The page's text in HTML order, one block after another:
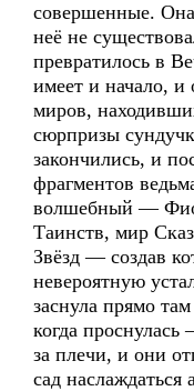
совершенные.
неё не
превратилось в
имеет и начало, и
миров,
сюрпризы
закончились, и
фрагментов
волшебный —
Таинств, мир
Звёзд — создав
невероятную
заснула прямо
когда проснулась
за плечи, и они
сад наслаждаться